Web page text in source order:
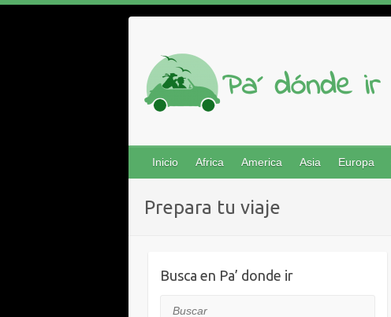
Inicio Africa America Asia Europa
Prepara tu viaje
Busca en Pa’ donde ir
Buscar